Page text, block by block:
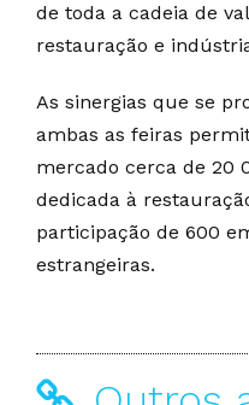
de toda a cadeia de
restauração e
As sinergias que se
ambas as feiras
mercado cerca de 20
dedicada à
participação de 600
estrangeiras.